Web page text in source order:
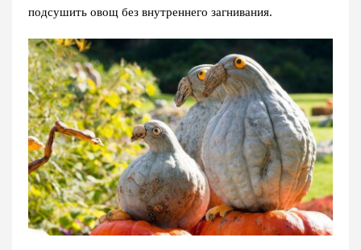
подсушить овощ без внутреннего загнивания.